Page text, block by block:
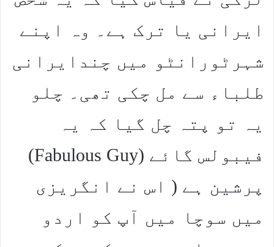
ایرانی یا ترک ہے۔ وہ اپنے
شہرٹورانٹو میں چندایرانی
طلباء سے مل چکی تھی۔ چلو
یہ تو پتہ چل گیا کہ یہ
فیبولس گائے (Fabulous Guy)
پرشین ہے ( اس نے انگریزی
میں سوچا میں آپ کو اردو